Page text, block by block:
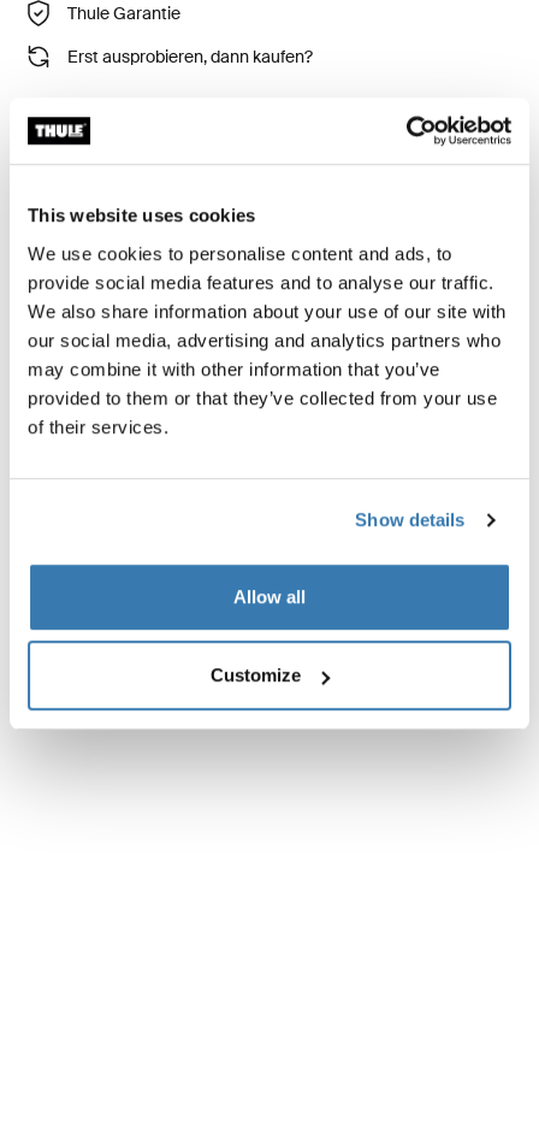
This website uses cookies
We use cookies to personalise content and ads, to
provide social media features and to analyse our traffic.
We also share information about your use of our site with
our social media, advertising and analytics partners who
may combine it with other information that you’ve
provided to them or that they’ve collected from your use
of their services.
Show details
Allow all
Customize
Thule Garantie
Erst ausprobieren, dann kaufen?
Thule EasyFold 3 faltbares Fahrradzubehör: mehr
Toggle overview
Beschreibung des Produkts
Toggle features
Alle Eigenschaften
Toggle techspec
Technische Daten
Anleitung
Toggle overview
Bewertungen